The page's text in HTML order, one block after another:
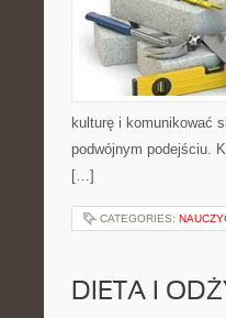
kulturę i komunikować
podwójnym podejściu.
[…]
CATEGORIES:
DIETA I